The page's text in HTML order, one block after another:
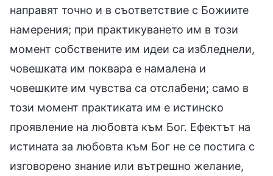
направят точно и в съответствие с Божиите
намерения; при практикуването им в този
момент собствените им идеи са избледнели,
човешката им поквара е намалена и
човешките им чувства са отслабени; само в
този момент практиката им е истинско
проявление на любовта към Бог. Ефектът на
истината за любовта към Бог не се постига с
изговорено знание или вътрешно желание,